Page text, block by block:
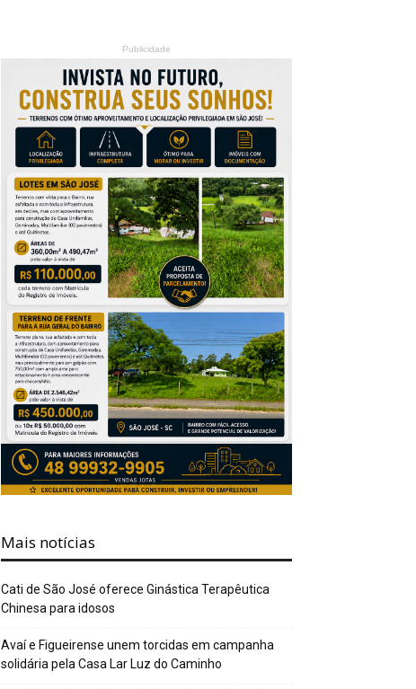
Publicidade
Mais notícias
Cati de São José oferece Ginástica Terapêutica
Chinesa para idosos
Avaí e Figueirense unem torcidas em campanha
solidária pela Casa Lar Luz do Caminho